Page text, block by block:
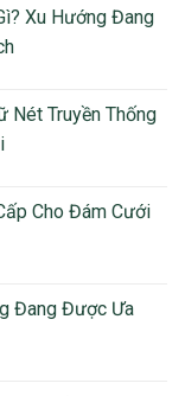
Xu Hướng Đang
Nét Truyền Thống
Cho Đám Cưới
Đang Được Ưa